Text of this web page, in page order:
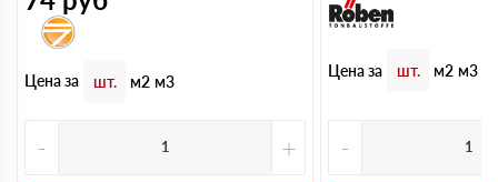
Цена за шт. м2 м3
- +
Цена за шт. м2 м3
-